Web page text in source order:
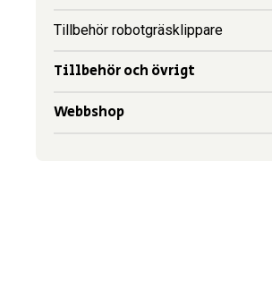
Tillbehör robotgräsklippare
Tillbehör och övrigt
Webbshop